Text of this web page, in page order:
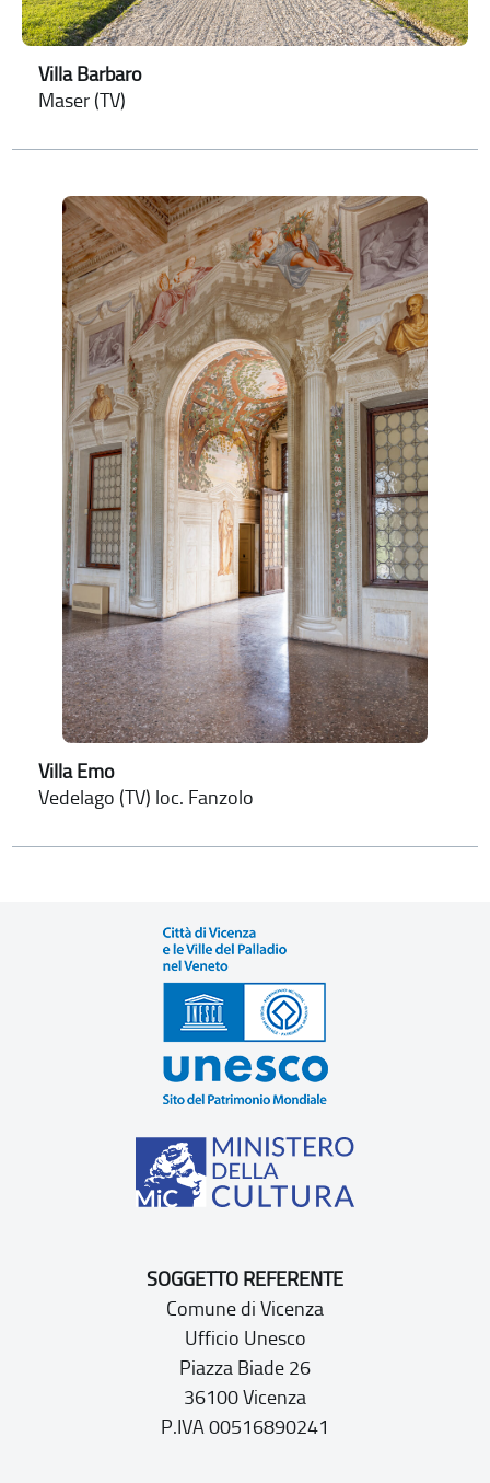
Villa Barbaro
Maser (TV)
Villa Emo
Vedelago (TV) loc. Fanzolo
SOGGETTO REFERENTE
Comune di Vicenza
Ufficio Unesco
Piazza Biade 26
36100 Vicenza
P.IVA 00516890241